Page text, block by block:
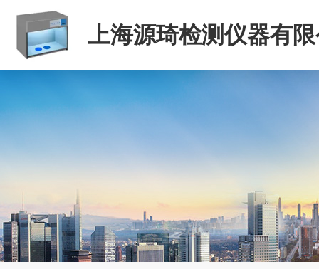
上海源琦检测仪器有